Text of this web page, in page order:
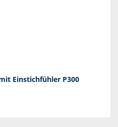
Einstichfühler P300